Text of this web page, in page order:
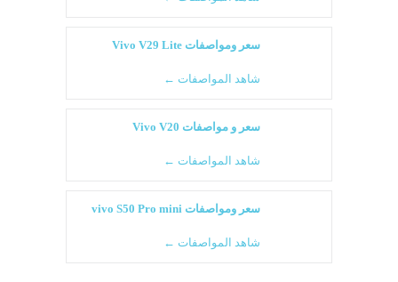
سعر ومواصفات Vivo V29 Lite
شاهد المواصفات ←
سعر و مواصفات Vivo V20
شاهد المواصفات ←
سعر ومواصفات vivo S50 Pro mini
شاهد المواصفات ←